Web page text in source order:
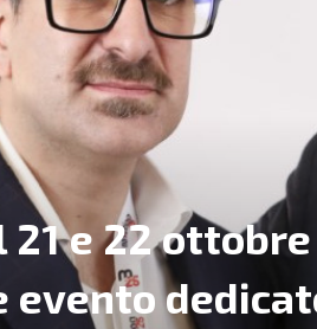
21 e 22
evento